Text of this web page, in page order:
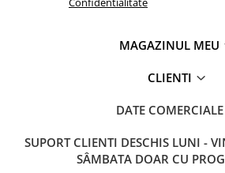
MAGAZINUL MEU
CLIENTI
DATE COMERCIALE
SUPORT CLIENTI DESCHIS LUNI -
SÂMBATA DOAR CU